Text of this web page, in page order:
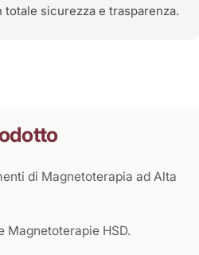
totale sicurezza e trasparenza.
di Magnetoterapia ad Alta
Magnetoterapie HSD.